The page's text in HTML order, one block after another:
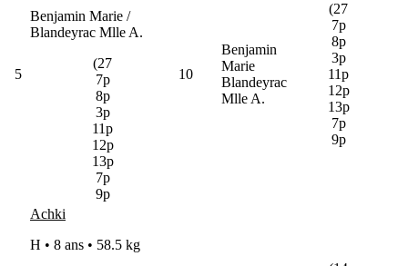
5
Benjamin Marie /
Blandeyrac Mlle A.
(27
7p
8p
3p
11p
12p
13p
7p
9p
10
Benjamin
Marie
Blandeyrac
Mlle A.
(27
7p
8p
3p
11p
12p
13p
7p
9p
Achki
H • 8 ans • 58.5 kg